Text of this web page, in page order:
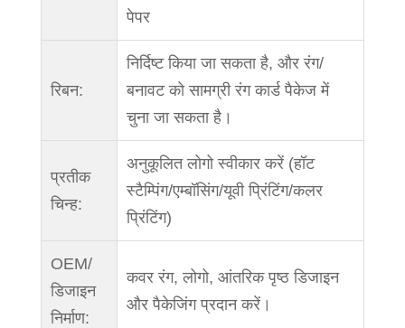
पेपर
रिबन:
निर्दिष्ट किया जा सकता है, और रंग/
बनावट को सामग्री रंग कार्ड पैकेज में
चुना जा सकता है।
प्रतीक
चिन्ह:
अनुकूलित लोगो स्वीकार करें (हॉट
स्टैम्पिंग/एम्बॉसिंग/यूवी प्रिंटिंग/कलर
प्रिंटिंग)
OEM/
डिजाइन
निर्माण:
कवर रंग, लोगो, आंतरिक पृष्ठ डिजाइन
और पैकेजिंग प्रदान करें।